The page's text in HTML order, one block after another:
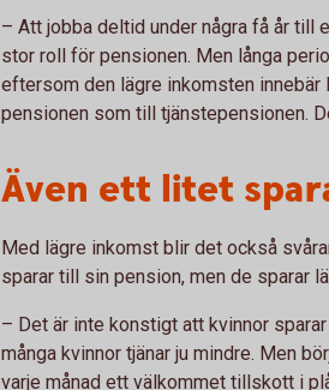
– Att jobba deltid under några få år till
stor roll för pensionen. Men långa
eftersom den lägre inkomsten innebär
pensionen som till tjänstepensionen.
Även ett litet
Med lägre inkomst blir det också
sparar till sin pension, men de sparar
– Det är inte konstigt att kvinnor
många kvinnor tjänar ju mindre. Men
varje månad ett välkommet tillskott i